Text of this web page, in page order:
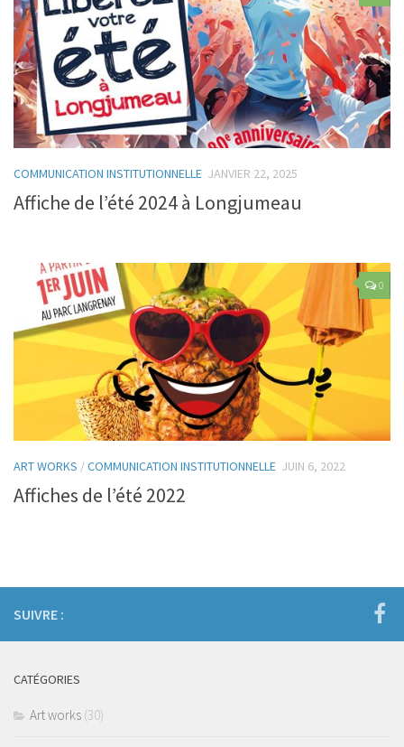
COMMUNICATION INSTITUTIONNELLE JANVIER 22, 2025
Affiche de l’été 2024 à Longjumeau
0
ART WORKS /COMMUNICATION INSTITUTIONNELLE JUIN 6, 2022
Affiches de l’été 2022
SUIVRE :
CATÉGORIES
Art works (30)